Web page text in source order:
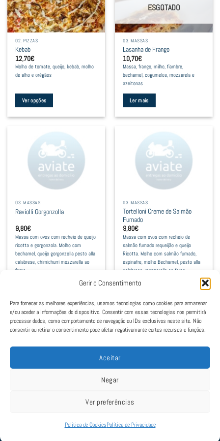
Gerir o Consentimento
Para fornecer as melhores experiências, usamos tecnologias como cookies para armazenar
e/ou aceder a informações do dispositivo. Consentir com essas tecnologias nos permitirá
processar dados, como comportamento de navegação ou IDs exclusivos neste site. Não
consentir ou retirar o consentimento pode afetar negativamante certos recursos e funções.
Aceitar
Negar
Ver preferências
Política de CookiesPolítica de Privacidade
options
may
be
chosen
on
the
product
options
may
be
chosen
on
the
product
page
02. PIZZAS
Kebab
12,70€
Molho de tomate, queijo, kebab, molho
de alho e orégãos
Ver opções
multiple
variants.
options
chosen
on
the
product
page
ESGOTADO
03. MASSAS
Lasanha de Frango
10,70€
Massa, frango, milho, fiambre,
bechamel, cogumelos, mozzarela e
azeitonas
Ler mais
03. MASSAS
Raviolli Gorgonzolla
9,80€
Massa com ovos com recheio de queijo
ricotta e gorgonzola. Molho com
bechamel, queijo gorgonzolla pesto alla
calabrese, chimichurri mozzarella ao
forno.
03. MASSAS
Tortelloni Creme de Salmão
Fumado
9,80€
Massa com ovos com recheio de
salmão fumado requeijão e queijo
Ricotta. Molho com salmão fumado,
espinafre, molho Bechamel, pesto alla
calabrese, mozzarella ao forno.
Adicionar
1 2 3 4
Política de Privacidade|Termos e Condições
© 2022 Aviate. Todos os direitos estão reservados. Mantido por